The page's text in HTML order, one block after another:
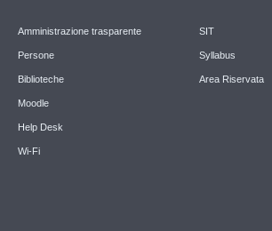
Amministrazione trasparente
Persone
Biblioteche
Moodle
Help Desk
Wi-Fi
SIT
Syllabus
Area Riservata